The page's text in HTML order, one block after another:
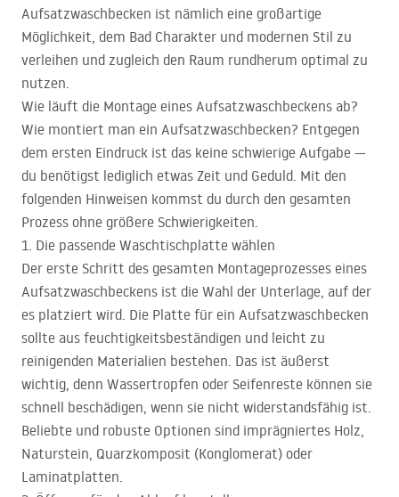
Aufsatzwaschbecken ist nämlich eine großartige
Möglichkeit, dem Bad Charakter und modernen Stil zu
verleihen und zugleich den Raum rundherum optimal zu
nutzen.
Wie läuft die Montage eines Aufsatzwaschbeckens ab?
Wie montiert man ein Aufsatzwaschbecken? Entgegen
dem ersten Eindruck ist das keine schwierige Aufgabe —
du benötigst lediglich etwas Zeit und Geduld. Mit den
folgenden Hinweisen kommst du durch den gesamten
Prozess ohne größere Schwierigkeiten.
1. Die passende Waschtischplatte wählen
Der erste Schritt des gesamten Montageprozesses eines
Aufsatzwaschbeckens ist die Wahl der Unterlage, auf der
es platziert wird. Die Platte für ein Aufsatzwaschbecken
sollte aus feuchtigkeitsbeständigen und leicht zu
reinigenden Materialien bestehen. Das ist äußerst
wichtig, denn Wassertropfen oder Seifenreste können sie
schnell beschädigen, wenn sie nicht widerstandsfähig ist.
Beliebte und robuste Optionen sind imprägniertes Holz,
Naturstein, Quarzkomposit (Konglomerat) oder
Laminatplatten.